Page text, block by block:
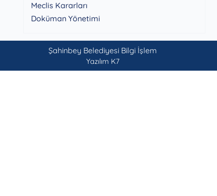
Meclis Kararları
Doküman Yönetimi
Şahinbey Belediyesi Bilgi İşlem
Yazılım K7